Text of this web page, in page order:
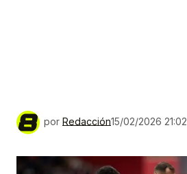
por Redacción15/02/2026 21:02